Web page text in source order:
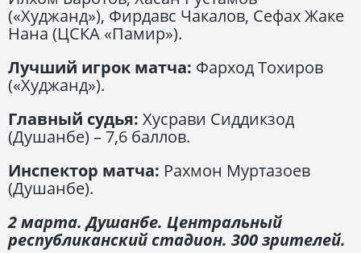
(«Худжанд»), Фирдавс Чакалов, Сефах Жаке
Нана (ЦСКА «Памир»).
Лучший игрок матча: Фарход Тохиров
(«Худжанд»).
Главный судья: Хусрави Сиддикзод
(Душанбе) – 7,6 баллов.
Инспектор матча: Рахмон Муртазоев
(Душанбе).
2 марта. Душанбе. Центральный
республиканский стадион. 300 зрителей.